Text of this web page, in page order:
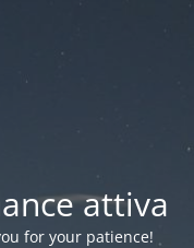
attiva
for your patience!